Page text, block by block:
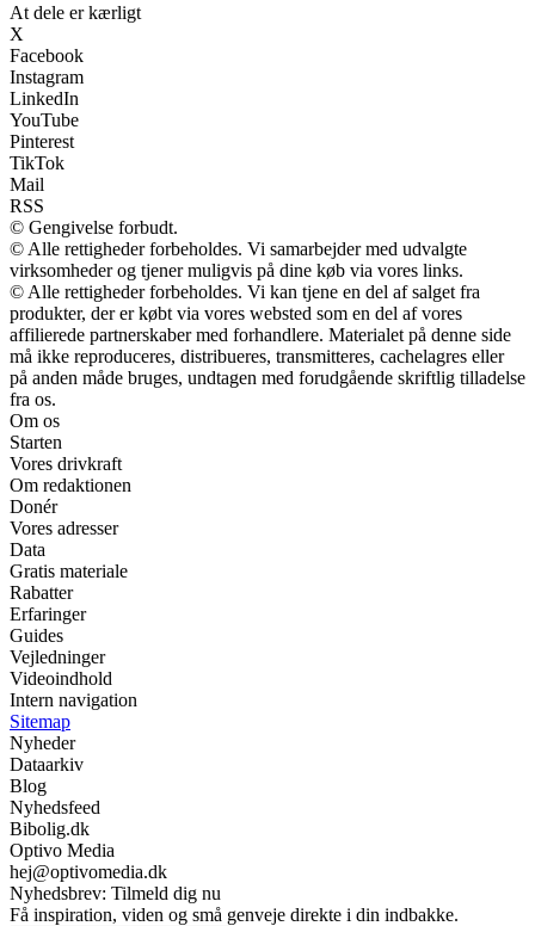
At dele er kærligt
X
Facebook
Instagram
LinkedIn
YouTube
Pinterest
TikTok
Mail
RSS
© Gengivelse forbudt.
© Alle rettigheder forbeholdes. Vi samarbejder med udvalgte
virksomheder og tjener muligvis på dine køb via vores links.
© Alle rettigheder forbeholdes. Vi kan tjene en del af salget fra
produkter, der er købt via vores websted som en del af vores
affilierede partnerskaber med forhandlere. Materialet på denne side
må ikke reproduceres, distribueres, transmitteres, cachelagres eller
på anden måde bruges, undtagen med forudgående skriftlig tilladelse
fra os.
Om os
Starten
Vores drivkraft
Om redaktionen
Donér
Vores adresser
Data
Gratis materiale
Rabatter
Erfaringer
Guides
Vejledninger
Videoindhold
Intern navigation
Sitemap
Nyheder
Dataarkiv
Blog
Nyhedsfeed
Bibolig.dk
Optivo Media
hej@optivomedia.dk
Nyhedsbrev: Tilmeld dig nu
Få inspiration, viden og små genveje direkte i din indbakke.